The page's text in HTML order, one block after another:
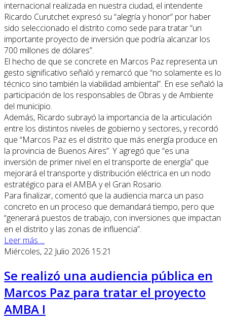
internacional realizada en nuestra ciudad, el intendente
Ricardo Curutchet expresó su “alegría y honor” por haber
sido seleccionado el distrito como sede para tratar “un
importante proyecto de inversión que podría alcanzar los
700 millones de dólares”.
El hecho de que se concrete en Marcos Paz representa un
gesto significativo señaló y remarcó que “no solamente es lo
técnico sino también la viabilidad ambiental”. En ese señaló la
participación de los responsables de Obras y de Ambiente
del municipio.
Además, Ricardo subrayó la importancia de la articulación
entre los distintos niveles de gobierno y sectores, y recordó
que “Marcos Paz es el distrito que más energía produce en
la provincia de Buenos Aires”. Y agregó que “es una
inversión de primer nivel en el transporte de energía” que
mejorará el transporte y distribución eléctrica en un nodo
estratégico para el AMBA y el Gran Rosario.
Para finalizar, comentó que la audiencia marca un paso
concreto en un proceso que demandará tiempo, pero que
“generará puestos de trabajo, con inversiones que impactan
en el distrito y las zonas de influencia”.
Leer más ...
Miércoles, 22 Julio 2026 15:21
Se realizó una audiencia pública en
Marcos Paz para tratar el proyecto
AMBA I